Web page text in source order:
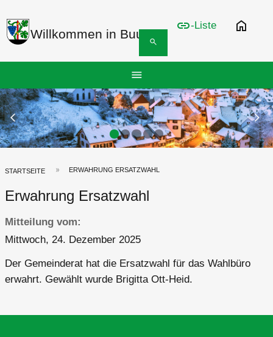
Willkommen in Buus link-Liste home
search
Hauptnavigation
Top
Bar
menu
Previous Slide
arrow_back_ios arrow_forward_ios
Pfadnavigation
STARTSEITE ERWAHRUNG ERSATZWAHL
Erwahrung Ersatzwahl
Mitteilung vom
Mittwoch, 24. Dezember 2025
Der Gemeinderat hat die Ersatzwahl für das Wahlbüro
erwahrt. Gewählt wurde Brigitta Ott-Heid.